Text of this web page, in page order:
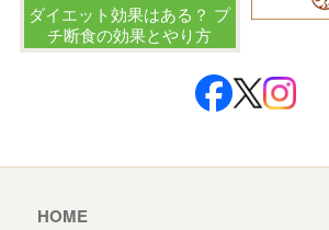
ダイエット効果はある？ プ
チ断食の効果とやり方
HOME